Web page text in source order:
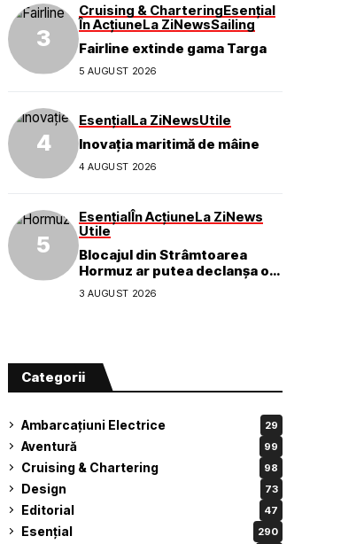
Cruising & CharteringEsențial
În AcțiuneLa ZiNewsSailing
Fairline extinde gama Targa
5 AUGUST 2026
EsențialLa ZiNewsUtile
Inovația maritimă de mâine
4 AUGUST 2026
EsențialÎn AcțiuneLa ZiNews
Utile
Blocajul din Strâmtoarea
Hormuz ar putea declanșa o
criză ecologică globală
3 AUGUST 2026
Categorii
Ambarcațiuni Electrice 29
Aventură 99
Cruising & Chartering 98
Design 73
Editorial 47
Esențial 290